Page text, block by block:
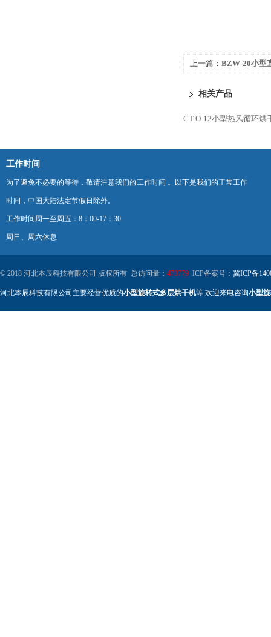
上一篇： BZW-20小型
相关产品
CT-O-12小型热风循环烘
工作时间
为了避免不必要的等待，敬请注意我们的工作时间 。以下是我们的正常工作
时间，中国大陆法定节假日除外。
工作时间周一至周五：8：00-17：30
周日、周六休息
© 2018 河北本辰科技有限公司 版权所有 总访问量： 473779 ICP备案号： 冀ICP备
河北本辰科技有限公司主要经营优质的小型旋转式多层烘干机等,欢迎来电咨询小型